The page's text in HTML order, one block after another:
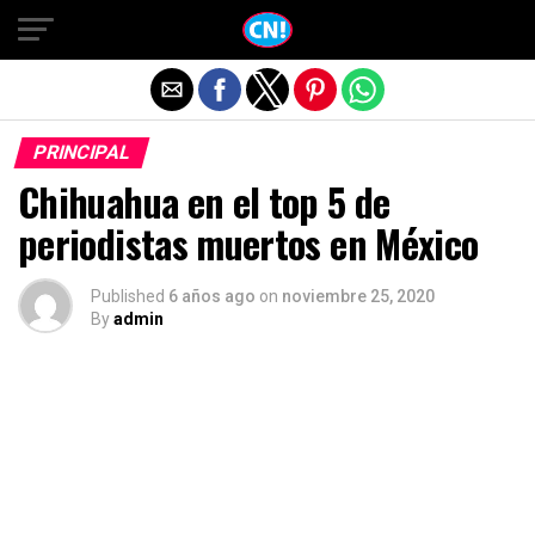
PRINCIPAL
Chihuahua en el top 5 de
periodistas muertos en México
Published 6 años ago on noviembre 25, 2020
Byadmin
Salir de la versión móvil